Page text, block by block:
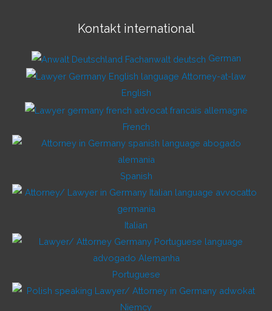
Kontakt international
German
English
French
Spanish
Italian
Portuguese